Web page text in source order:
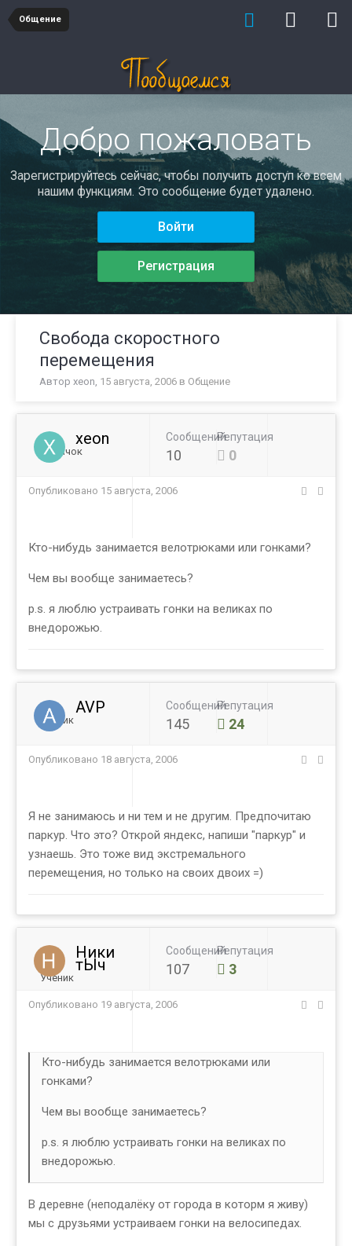
Общение
Добро пожаловать
Зарегистрируйтесь сейчас, чтобы получить доступ ко всем
нашим функциям. Это сообщение будет удалено.
Войти
Регистрация
Свобода скоростного
перемещения
Автор xeon, 15 августа, 2006 в Общение
xeon
Новичок
Сообщений
10
Репутация
0
Опубликовано 15 августа, 2006
Кто-нибудь занимается велотрюками или гонками?
Чем вы вообще занимаетесь?
p.s. я люблю устраивать гонки на великах по
внедорожью.
AVP
Ученик
Сообщений
145
Репутация
24
Опубликовано 18 августа, 2006
Я не занимаюсь и ни тем и не другим. Предпочитаю
паркур. Что это? Открой яндекс, напиши "паркур" и
узнаешь. Это тоже вид экстремального
перемещения, но только на своих двоих =)
Ники
тЫч
Ученик
Сообщений
107
Репутация
3
Опубликовано 19 августа, 2006
Кто-нибудь занимается велотрюками или
гонками?
Чем вы вообще занимаетесь?
p.s. я люблю устраивать гонки на великах по
внедорожью.
В деревне (неподалёку от города в которм я живу)
мы с друзьями устраиваем гонки на велосипедах.